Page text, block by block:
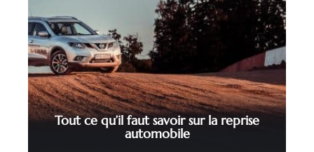
Tout ce qu’il faut savoir sur la reprise
automobile